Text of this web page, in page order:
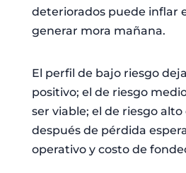
deteriorados puede inflar
generar mora mañana.
El perfil de bajo riesgo
positivo; el de riesgo
ser viable; el de riesgo
después de pérdida
operativo y costo de